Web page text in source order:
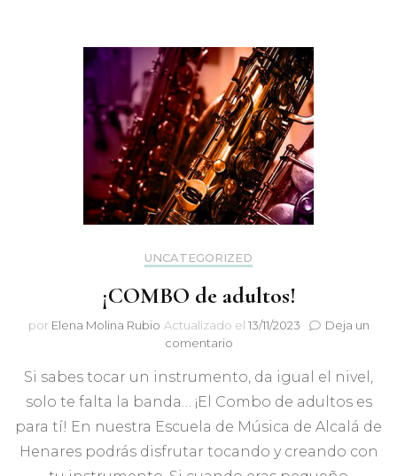
UNCATEGORIZED
¡COMBO de adultos!
por Elena Molina Rubio Actualizado el 13/11/2023
Deja un
comentarioen
de
adultos!
Si sabes tocar un instrumento, da igual el nivel,
solo te falta la banda… ¡El Combo de adultos es
para tí! En nuestra Escuela de Música de Alcalá de
Henares podrás disfrutar tocando y creando con